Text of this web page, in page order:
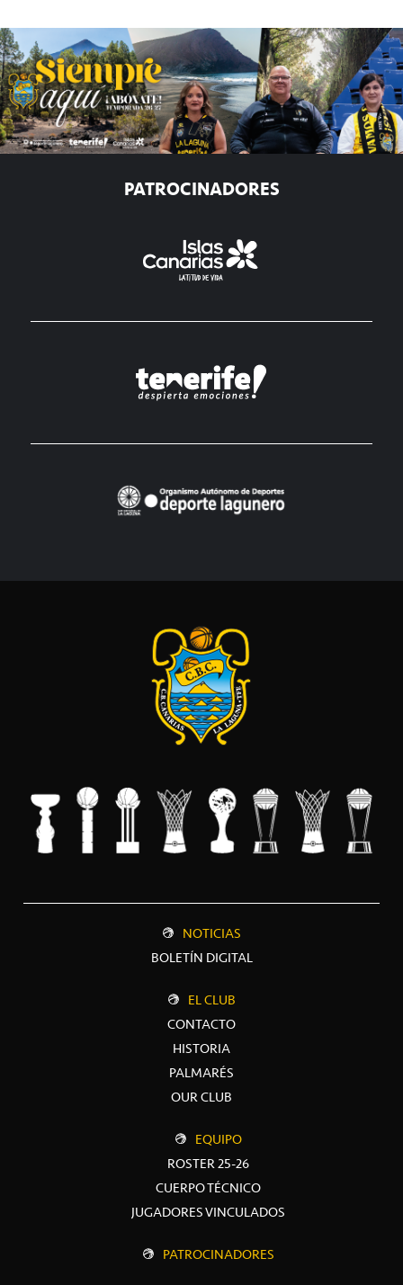
PATROCINADORES
NOTICIAS
BOLETÍN DIGITAL
EL CLUB
CONTACTO
HISTORIA
PALMARÉS
OUR CLUB
EQUIPO
ROSTER 25-26
CUERPO TÉCNICO
JUGADORES VINCULADOS
PATROCINADORES